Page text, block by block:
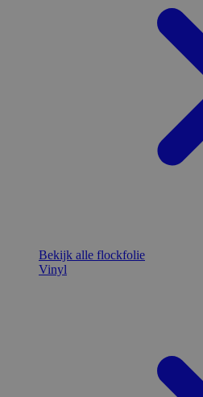
Bekijk alle flockfolie
Vinyl